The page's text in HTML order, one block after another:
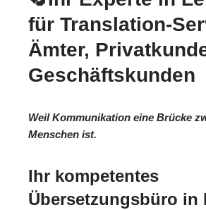
für Translation-
Ämter,
Geschäftskunden
Weil Kommunikation eine Brücke
Menschen ist.
Ihr kompetentes
Übersetzungsbüro in